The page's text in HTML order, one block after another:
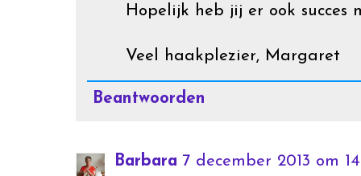
Hopelijk heb jij er ook succes
Veel haakplezier, Margaret
Beantwoorden
Barbara 7 december 2013 om